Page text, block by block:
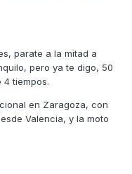
parate a la mitad a
pero ya te digo, 50
4 tiempos.
en Zaragoza, con
Valencia, y la moto